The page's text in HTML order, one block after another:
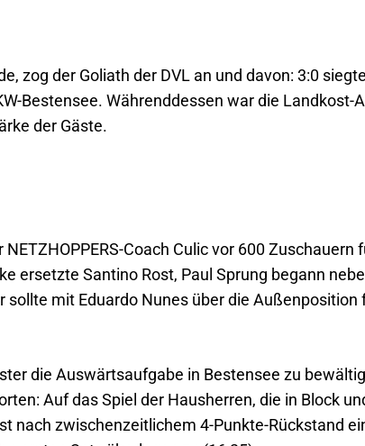
zog der Goliath der DVL an und davon: 3:0
Bestensee. Währenddessen war die
der Gäste.
Coach Culic vor 600 Zuschauern
ersetzte Santino Rost, Paul Sprung begann
mit Eduardo Nunes über die Außenposition
die Auswärtsaufgabe in Bestensee zu
Auf das Spiel der Hausherren, die in Block
nach zwischenzeitlichem 4-Punkte-Rückstand